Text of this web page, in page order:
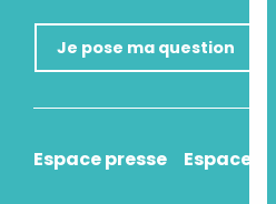
Je pose ma question
Espace presse Espace pro